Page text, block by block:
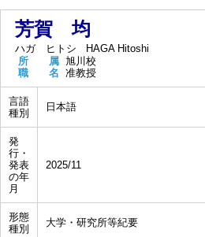
芳賀 均
ハガ ヒトシ
HAGA Hitoshi
所 属 旭川校
職 名 准教授
言語
種別
日本語
発
行・
発表
の年
月
2025/11
形態
種別
大学・研究所等紀要